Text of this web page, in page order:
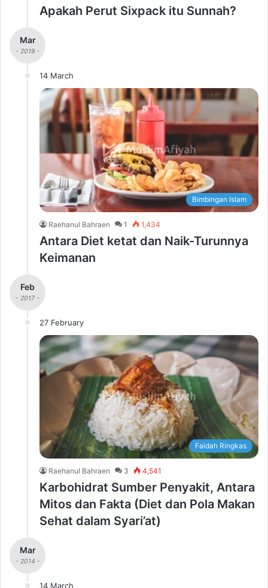
Apakah Perut Sixpack itu Sunnah?
Mar
- 2019 -
14 March
Bimbingan Islam
Raehanul Bahraen 1 1,434
Antara Diet ketat dan Naik-Turunnya
Keimanan
Feb
- 2017 -
27 February
Faidah Ringkas
Raehanul Bahraen 3 4,541
Karbohidrat Sumber Penyakit, Antara
Mitos dan Fakta (Diet dan Pola Makan
Sehat dalam Syari’at)
Mar
- 2014 -
14 March